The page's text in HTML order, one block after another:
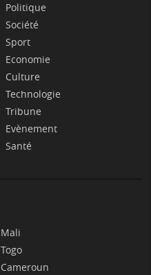
Politique
Société
Sport
Economie
Culture
Technologie
Tribune
Evènement
Santé
Mali
Togo
Cameroun